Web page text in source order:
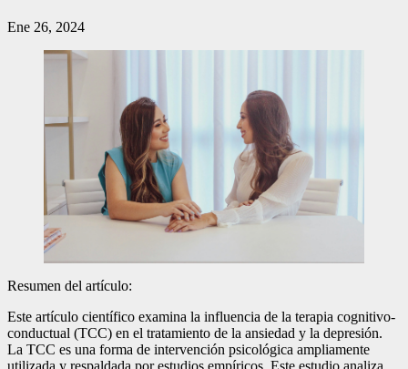
Ene 26, 2024
Resumen del artículo:
Este artículo científico examina la influencia de la terapia cognitivo-
conductual (TCC) en el tratamiento de la ansiedad y la depresión.
La TCC es una forma de intervención psicológica ampliamente